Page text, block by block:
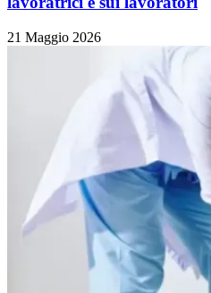
21 Maggio 2026